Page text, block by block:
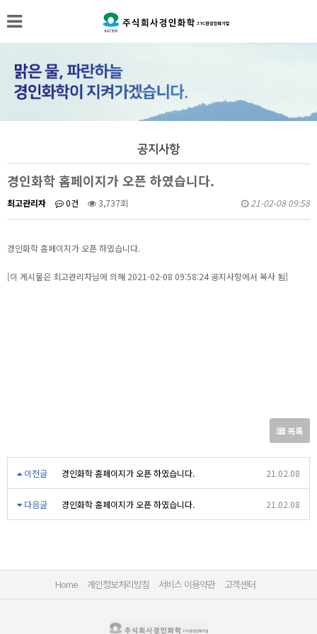
공지사항
경인화학 홈페이지가 오픈 하였습니다.
최고관리자 0건 3,737회 21-02-08 09:58
경인화학 홈페이지가 오픈 하였습니다.
[이 게시물은 최고관리자님에 의해 2021-02-08 09:58:24 공지사항에서 복사 됨]
목록
이전글 경인화학 홈페이지가 오픈 하였습니다. 21.02.08
다음글 경인화학 홈페이지가 오픈 하였습니다. 21.02.08
Home 개인정보처리방침 서비스 이용약관 고객센터